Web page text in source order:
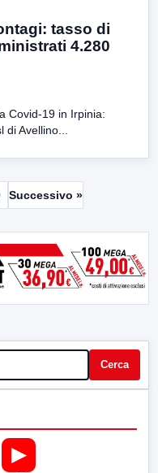
tasso di
4.280
Covid-19 in Irpinia:
di Avellino...
Successivo »
Cerca
▶